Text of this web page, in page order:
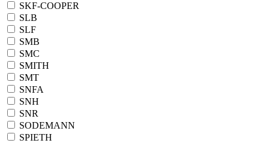
SKF-COOPER
SLB
SLF
SMB
SMC
SMITH
SMT
SNFA
SNH
SNR
SODEMANN
SPIETH